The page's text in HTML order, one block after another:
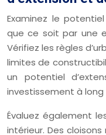
Examinez le
que ce soit par une
Vérifiez les règles
limites de
un potentiel
investissement à
Évaluez également
intérieur. Des